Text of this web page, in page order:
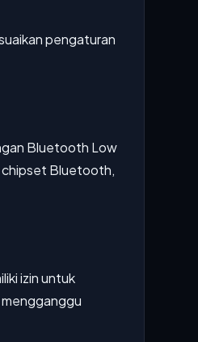
pengaturan
Bluetooth Low
chipset Bluetooth,
izin untuk